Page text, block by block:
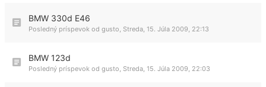
BMW 330d E46
Posledný príspevok od gusto Streda, 15. Júla 2009, 22:13
BMW 123d
Posledný príspevok od gusto Streda, 15. Júla 2009, 22:03